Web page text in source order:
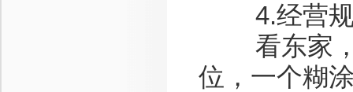
4.经营规
看东家，
位，一个糊